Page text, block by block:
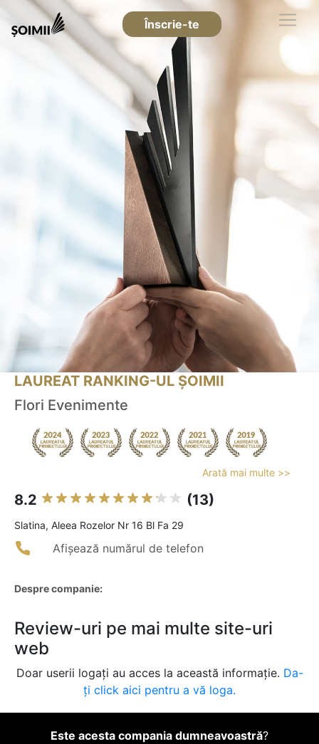
Înscrie-te
LAUREAT RANKING-UL ȘOIMII
Flori Evenimente
Arată mai multe >>
8.2 (13)
Slatina, Aleea Rozelor Nr 16 Bl Fa 29
Afișează numărul de telefon
Despre companie:
Review-uri pe mai multe site-uri
web
Doar userii logați au acces la această informație. Da-
ți click aici pentru a vă loga.
Este acesta compania dumneavoastră?